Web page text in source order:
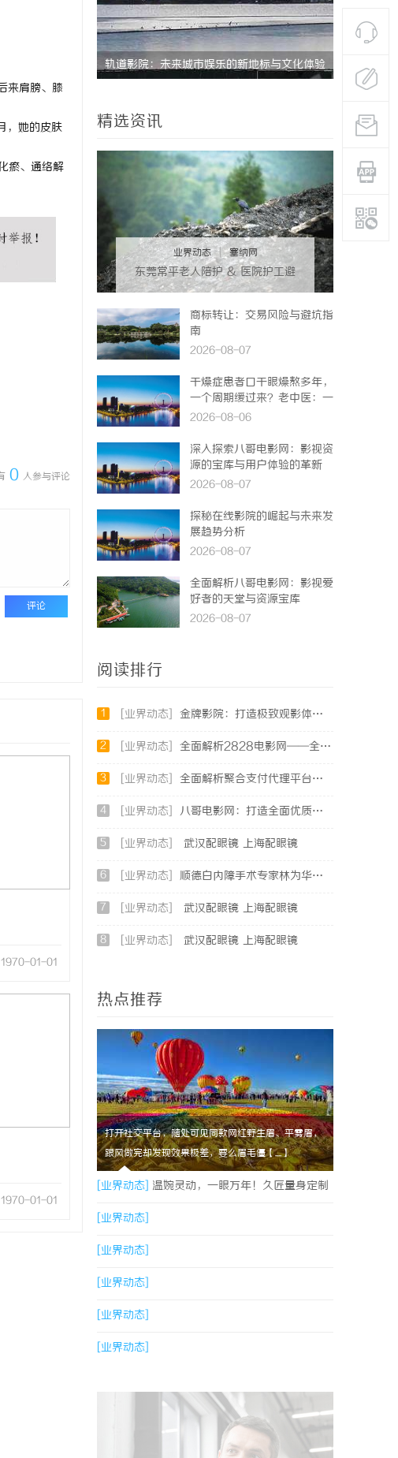
来肩膀、膝
，她的皮肤
瘀、通络解
0 人参与评论
评论
1970-01-01
1970-01-01
轨道影院：未来城市娱乐的新地标与文化体验
空间
商标买卖：：如何把握
精选资讯
业界动态 | 塞纳网
东莞常平老人陪护 & 医院护工避
坑实用指南
商标转让：交易风险与避坑指
南
2026-08-07
干燥症患者口干眼燥熬多年，
一个周期缓过来？老中医：一
张辨证方对症，身体找回津液
2026-08-06
深入探索八哥电影网：影视资
源的宝库与用户体验的革新
2026-08-07
探秘在线影院的崛起与未来发
展趋势分析
2026-08-07
全面解析八哥电影网：影视爱
好者的天堂与资源宝库
2026-08-07
阅读排行
1 [业界动态] 金牌影院：打造极致观影体验的专业平台
2 [业界动态] 全面解析2828电影网——全方位提升你的观影体验平台
3 [业界动态] 全面解析聚合支付代理平台：助力商户高效管理多渠道支付
4 [业界动态] 八哥电影网：打造全面优质的影视观看新体验
5 [业界动态] 武汉配眼镜 上海配眼镜
6 [业界动态] 顺德白内障手术专家林为华｜青白科主任，白内障手术资深医生
7 [业界动态] 武汉配眼镜 上海配眼镜
8 [业界动态] 武汉配眼镜 上海配眼镜
热点推荐
打开社交平台，随处可见同款网红野生眉、平雾眉，
跟风做完却发现效果极差，要么眉毛僵【....】
[业界动态] 温婉灵动，一眼万年！久匠量身定制
的眉眼唇，才是你整张脸的点睛之笔！淡颜系女
生的气质加分项
[业界动态]
[业界动态]
[业界动态]
[业界动态]
[业界动态]